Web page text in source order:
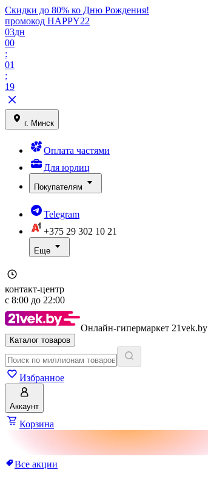
Скидки до 80% ко Дню Рождения!
промокод HAPPY22
03дн
00
:
01
:
19
г. Минск
Оплата частями
Для юрлиц
Покупателям
Telegram
+375 29 302 10 21
Еще
контакт-центр
с 8:00 до 22:00
Онлайн-гипермаркет 21vek.by
Каталог товаров
Избранное
Аккаунт
Корзина
Все акции